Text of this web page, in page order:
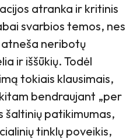
atranka ir kritinis
svarbios temos, nes
neribotų
ir iššūkių. Todėl
tokiais klausimais,
bendraujant „per
šaltinių patikimumas,
tinklų poveikis,